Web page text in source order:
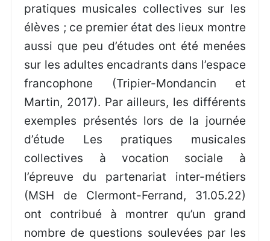
pratiques musicales collectives sur les
élèves ; ce premier état des lieux montre
aussi que peu d’études ont été menées
sur les adultes encadrants dans l’espace
francophone (Tripier-Mondancin et
Martin, 2017). Par ailleurs, les différents
exemples présentés lors de la journée
d’étude Les pratiques musicales
collectives à vocation sociale à
l’épreuve du partenariat inter-métiers
(MSH de Clermont-Ferrand, 31.05.22)
ont contribué à montrer qu’un grand
nombre de questions soulevées par les